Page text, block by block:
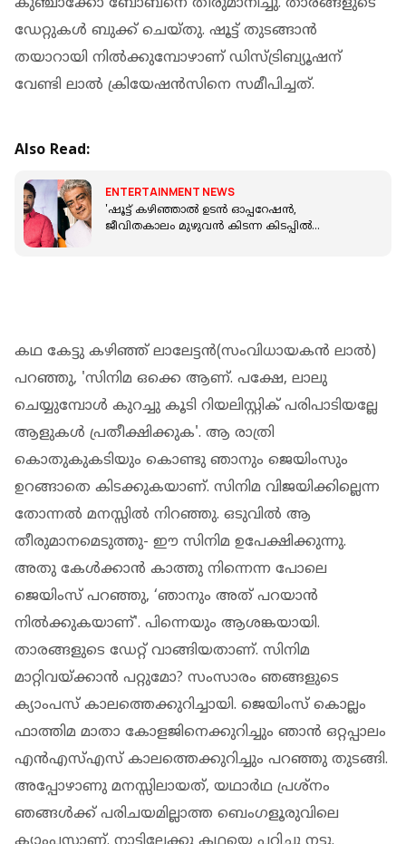
ഡേറ്റുകൾ ബുക്ക് ചെയ്തു. ഷൂട്ട് തുടങ്ങാൻ
തയാറായി നിൽക്കുമ്പോഴാണ് ഡിസ്ട്രിബ്യൂഷന്
വേണ്ടി ലാൽ ക്രിയേഷൻസിനെ സമീപിച്ചത്.
Also Read:
ENTERTAINMENT NEWS
'ഷൂട്ട് കഴിഞ്ഞാൽ ഉടൻ ഓപ്പറേഷൻ,
ജീവിതകാലം മുഴുവൻ കിടന്ന കിടപ്പിൽ
കഥ കേട്ടു കഴിഞ്ഞ് ലാലേട്ടൻ(സംവിധായകന്‍ ലാൽ)
പറഞ്ഞു, 'സിനിമ ഒക്കെ ആണ്. പക്ഷേ, ലാലു
ചെയ്യുമ്പോൾ കുറച്ചു കൂടി റിയലിസ്റ്റിക് പരിപാടിയല്ലേ
ആളുകൾ പ്രതീക്ഷിക്കുക'. ആ രാത്രി
കൊതുകുകടിയും കൊണ്ടു ഞാനും ജെയിംസും
ഉറങ്ങാതെ കിടക്കുകയാണ്. സിനിമ വിജയിക്കില്ലെന്ന
തോന്നൽ മനസ്സിൽ‌ നിറഞ്ഞു. ഒടുവിൽ ആ
തീരുമാനമെടുത്തു- ഈ സിനിമ ഉപേക്ഷിക്കുന്നു.
അതു കേൾക്കാൻ കാത്തു നിന്നെന്ന പോലെ
ജെയിംസ് പറഞ്ഞു, ‘ഞാനും അത് പറയാൻ
നിൽക്കുകയാണ്'. പിന്നെയും ആശങ്കയായി.
താരങ്ങളുടെ ഡേറ്റ് വാങ്ങിയതാണ്. സിനിമ
മാറ്റിവയ്ക്കാൻ പറ്റുമോ? സംസാരം ‍‌ഞങ്ങളുടെ
ക്യാംപസ് കാലത്തെക്കുറിച്ചായി. ജെയിംസ് കൊല്ലം
ഫാത്തിമ മാതാ കോളജിനെക്കുറിച്ചും ഞാൻ ഒറ്റപ്പാലം
എൻഎസ്എസ് കാലത്തെക്കുറിച്ചും പറഞ്ഞു തുടങ്ങി.
അപ്പോഴാണു മനസ്സിലായത്, യഥാർഥ പ്രശ്നം
ഞങ്ങൾക്ക് പരിചയമില്ലാത്ത ബെംഗളൂരുവിലെ